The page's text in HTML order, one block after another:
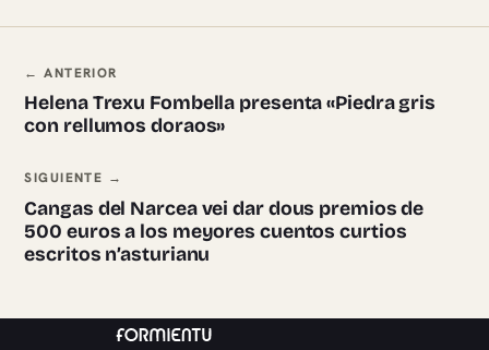
Navegación ente pieces
← ANTERIOR
Helena Trexu Fombella presenta «Piedra gris
con rellumos doraos»
SIGUIENTE →
Cangas del Narcea vei dar dous premios de
500 euros a los meyores cuentos curtios
escritos n’asturianu